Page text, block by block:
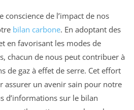
de l’impact de nos
bilan carbone. En adoptant des
en favorisant les modes de
chacun de nous peut contribuer à
de gaz à effet de serre. Cet effort
assurer un avenir sain pour notre
d’informations sur le bilan